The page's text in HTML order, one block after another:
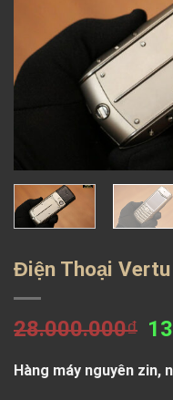
Điện Thoại
28.000.000₫
Giá
gốc
Hàng máy nguyên zin,